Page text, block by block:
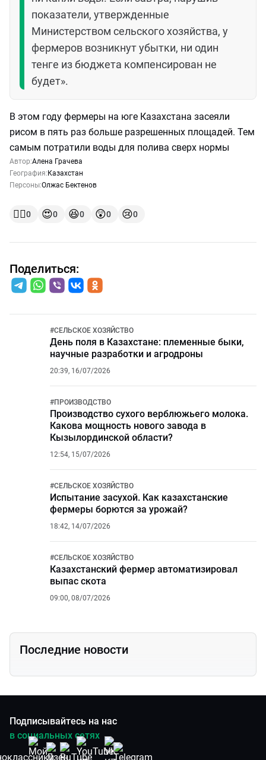
показатели, утвержденные
Министерством сельского хозяйства, у
фермеров возникнут убытки, ни один
тенге из бюджета компенсирован не
будет».
В этом году фермеры на юге Казахстана засеяли
рисом в пять раз больше разрешенных площадей. Тем
самым потратили воды для полива сверх нормы
Автор:Алена Грачева
География: Казахстан
Персоны:Олжас Бектенов
👍🏻0 😍0 😆0 😲0 😢0
Поделиться:
#СЕЛЬСКОЕ ХОЗЯЙСТВО
День поля в Казахстане: племенные быки,
научные разработки и агродроны
20:39, 16/07/2026
#ПРОИЗВОДСТВО
Производство сухого верблюжьего молока.
Какова мощность нового завода в
Кызылординской области?
12:54, 15/07/2026
#СЕЛЬСКОЕ ХОЗЯЙСТВО
Испытание засухой. Как казахстанские
фермеры борются за урожай?
18:42, 14/07/2026
#СЕЛЬСКОЕ ХОЗЯЙСТВО
Казахстанский фермер автоматизировал
выпас скота
09:00, 08/07/2026
Последние новости
Подписывайтесь на нас
в социальных сетях